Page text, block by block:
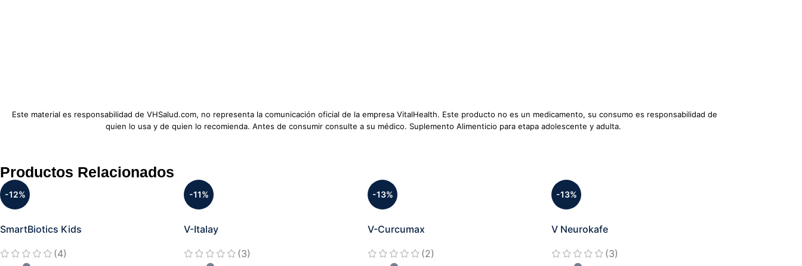
Este material es responsabilidad de VHSalud.com, no representa la comunicación oficial de la empresa VitalHealth. Este producto no es un medicamento, su consumo es responsabilidad de
quien lo usa y de quien lo recomienda. Antes de consumir consulte a su médico. Suplemento Alimenticio para etapa adolescente y adulta.
Productos Relacionados
-12%
SmartBiotics Kids
(4)
-11%
V-Italay
(3)
-13%
V-Curcumax
(2)
-13%
V Neurokafe
(3)